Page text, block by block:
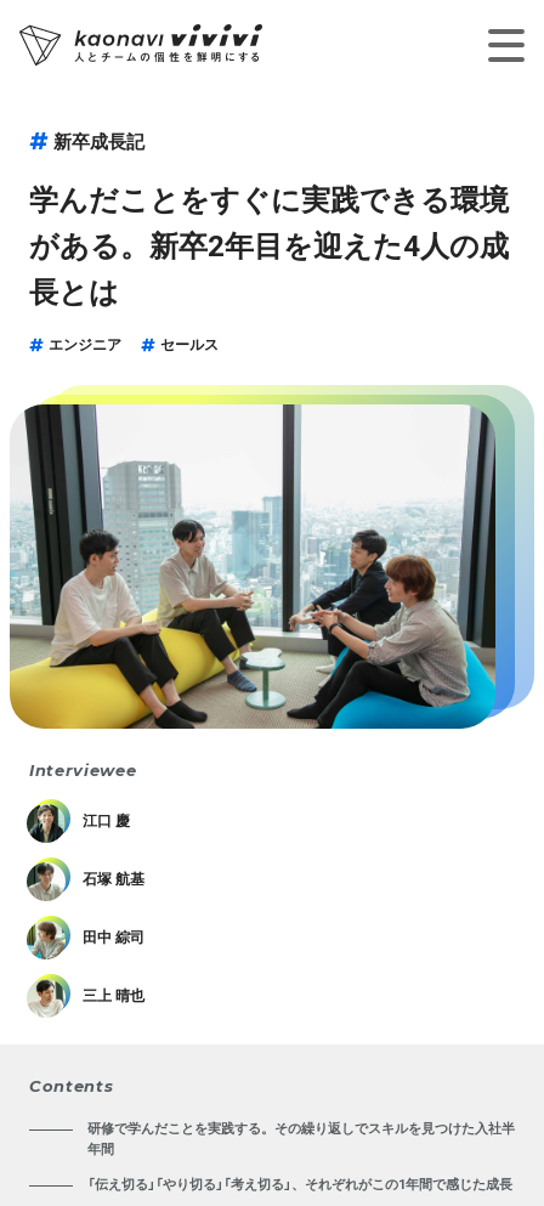
新卒成長記
学んだことをすぐに実践できる環境
がある。新卒2年目を迎えた4人の成
長とは
エンジニア セールス
Interviewee
江口 慶
石塚 航基
田中 綜司
三上 晴也
Contents
研修で学んだことを実践する。その繰り返しでスキルを見つけた入社半
年間
「伝え切る」「やり切る」「考え切る」、それぞれがこの1年間で感じた成長